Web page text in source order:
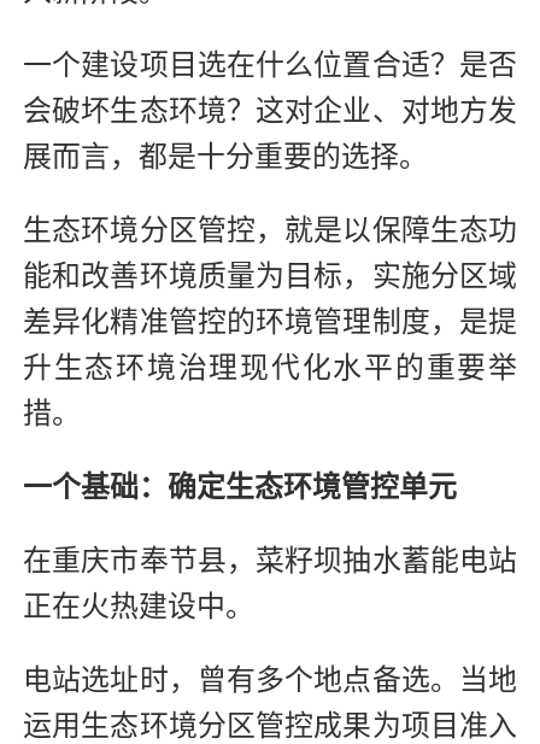
一个建设项目选在什么位置合适？是否
会破坏生态环境？这对企业、对地方发
展而言，都是十分重要的选择。
生态环境分区管控，就是以保障生态功
能和改善环境质量为目标，实施分区域
差异化精准管控的环境管理制度，是提
升生态环境治理现代化水平的重要举
措。
一个基础：确定生态环境管控单元
在重庆市奉节县，菜籽坝抽水蓄能电站
正在火热建设中。
电站选址时，曾有多个地点备选。当地
运用生态环境分区管控成果为项目准入